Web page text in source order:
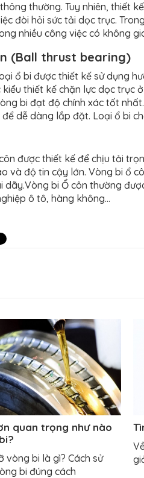
thường. Tuy nhiên, thiết
đòi hỏi sức tải dọc trục.
nhiều công việc có không
(Ball thrust bearing)
ổ bi được thiết kế sử dụng
thiết kế chặn lực dọc trục
bi đạt độ chính xác tốt
dễ dàng lắp đặt. Loại ổ bi
được thiết kế để chịu tải
và độ tin cậy lớn. Vòng bi ổ
dãy.Vòng bi Ổ côn thường
ô tô, hàng không…
quan trọng như nào
vòng bi là gì? Cách sử
bi đúng cách